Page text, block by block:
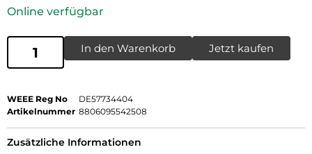
Online verfügbar
In den Warenkorb Jetzt kaufen
WEEE Reg No
DE57734404
Artikelnummer 8806095542508
Zusätzliche Informationen